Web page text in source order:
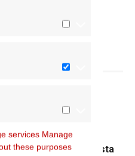
services Manage
these purposes
la nuova proposta